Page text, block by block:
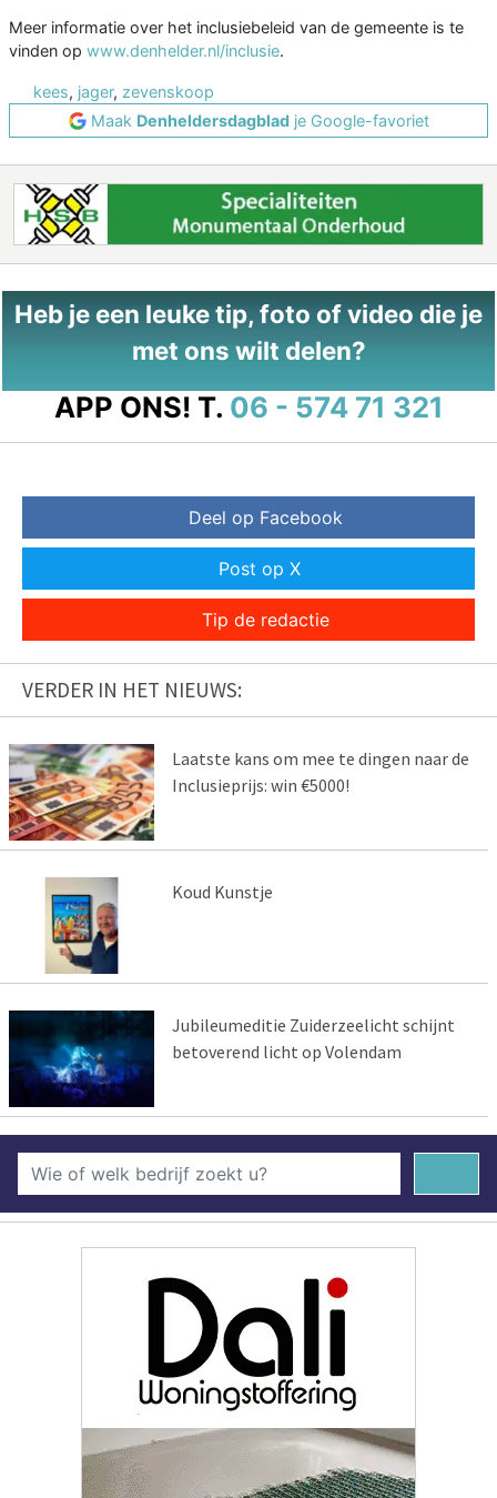
Meer informatie over het inclusiebeleid van de gemeente is te
vinden op www.denhelder.nl/inclusie.
kees, jager, zevenskoop
Maak Denheldersdagbladje Google-favoriet
Heb je een leuke tip, foto of video die je
met ons wilt delen?
APP ONS! T. 06 - 574 71 321
Deel op Facebook
Post op X
Tip de redactie
VERDER IN HET NIEUWS:
Laatste kans om mee te dingen naar de
Inclusieprijs: win €5000!
Koud Kunstje
Jubileumeditie Zuiderzeelicht schijnt
betoverend licht op Volendam